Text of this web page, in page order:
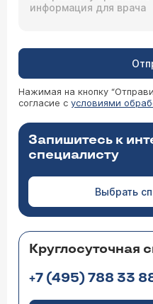
Нажимая на кнопку
согласие с условиями
Запишитесь к
специалисту
Выбрать
Круглосуточная
+7 (495) 788 33